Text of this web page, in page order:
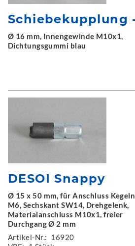
Schiebekupplung
Ø 16 mm, Innengewinde M10x1,
Dichtungsgummi blau
DESOI Snappy
Ø 15 x 50 mm, für Anschluss
M6, Sechskant SW14, Drehgelenk,
Materialanschluss M10x1, freier
Durchgang Ø 2 mm
Artikel-Nr.: 16920